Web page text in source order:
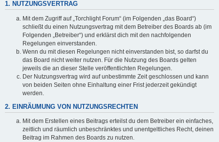
1. NUTZUNGSVERTRAG
Mit dem Zugriff auf „Torchlight Forum“ (im Folgenden „das Board“)
schließt du einen Nutzungsvertrag mit dem Betreiber des Boards ab (im
Folgenden „Betreiber“) und erklärst dich mit den nachfolgenden
Regelungen einverstanden.
Wenn du mit diesen Regelungen nicht einverstanden bist, so darfst du
das Board nicht weiter nutzen. Für die Nutzung des Boards gelten
jeweils die an dieser Stelle veröffentlichten Regelungen.
Der Nutzungsvertrag wird auf unbestimmte Zeit geschlossen und kann
von beiden Seiten ohne Einhaltung einer Frist jederzeit gekündigt
werden.
2. EINRÄUMUNG VON NUTZUNGSRECHTEN
Mit dem Erstellen eines Beitrags erteilst du dem Betreiber ein einfaches,
zeitlich und räumlich unbeschränktes und unentgeltliches Recht, deinen
Beitrag im Rahmen des Boards zu nutzen.